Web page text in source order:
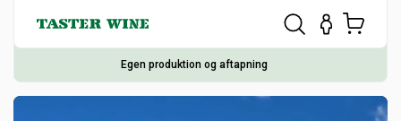
Egen produktion og aftapning